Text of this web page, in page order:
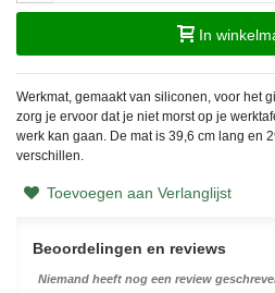
In
Werkmat, gemaakt van siliconen, voor het
zorg je ervoor dat je niet morst op je
werk kan gaan. De mat is 39,6 cm lang en
verschillen.
Toevoegen aan Verlanglijst
Beoordelingen en reviews
Niemand heeft nog een review